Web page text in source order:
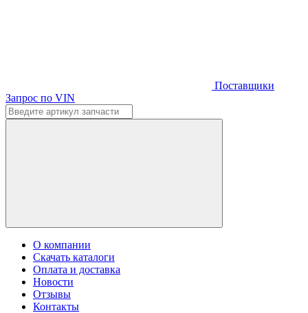
Поставщики
Запрос по VIN
О компании
Скачать каталоги
Оплата и доставка
Новости
Отзывы
Контакты